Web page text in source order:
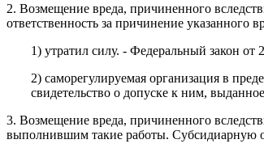
2. Возмещение вреда, причиненного
ответственность за причинение указанного
1) утратил силу. - Федеральный закон от
2) саморегулируемая организация в
свидетельство о допуске к ним,
3. Возмещение вреда, причиненного
выполнившим такие работы. Субсидиарную